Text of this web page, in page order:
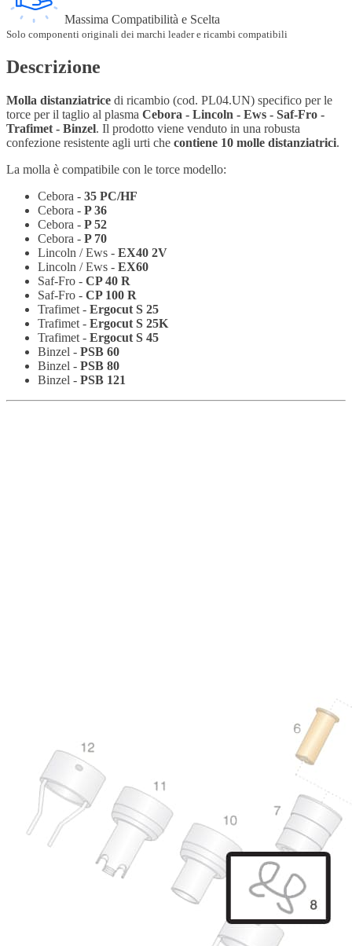
Massima Compatibilità e Scelta
Solo componenti originali dei marchi leader e ricambi compatibili
Descrizione
Molla distanziatrice di ricambio (cod. PL04.UN) specifico per le
torce per il taglio al plasma Cebora - Lincoln - Ews - Saf-Fro -
Trafimet - Binzel. Il prodotto viene venduto in una robusta
confezione resistente agli urti che contiene 10 molle distanziatrici.
La molla è compatibile con le torce modello:
Cebora - 35 PC/HF
Cebora - P 36
Cebora - P 52
Cebora - P 70
Lincoln / Ews - EX40 2V
Lincoln / Ews - EX60
Saf-Fro - CP 40 R
Saf-Fro - CP 100 R
Trafimet - Ergocut S 25
Trafimet - Ergocut S 25K
Trafimet - Ergocut S 45
Binzel - PSB 60
Binzel - PSB 80
Binzel - PSB 121